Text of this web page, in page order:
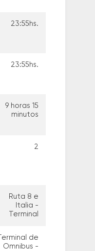
23:55hs.
23:55hs.
9 horas 15
minutos
2
Ruta 8 e
Italia -
Terminal
Terminal de
Omnibus -